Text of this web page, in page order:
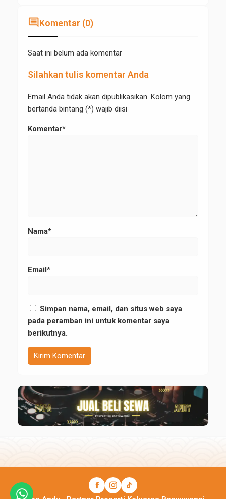
commentKomentar (0)
Saat ini belum ada komentar
Silahkan tulis komentar Anda
Email Anda tidak akan dipublikasikan. Kolom yang
bertanda bintang (*) wajib diisi
Komentar*
Nama*
Email*
Simpan nama, email, dan situs web saya
pada peramban ini untuk komentar saya
berikutnya.